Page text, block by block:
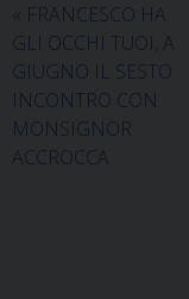
« FRANCESCO HA
GLI OCCHI TUOI, A
GIUGNO IL SESTO
INCONTRO CON
MONSIGNOR
ACCROCCA